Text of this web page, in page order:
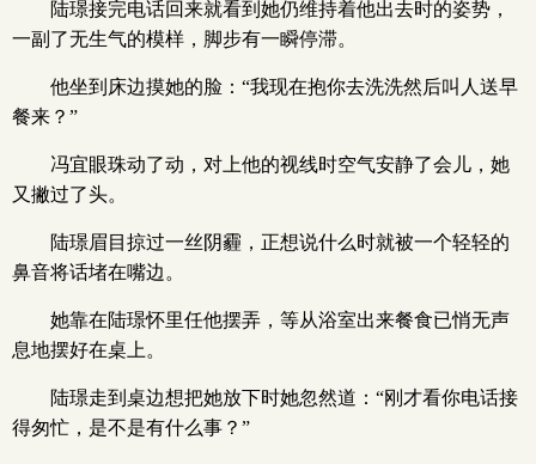
陆璟接完电话回来就看到她仍维持着他出去时的姿势，
一副了无生气的模样，脚步有一瞬停滞。
他坐到床边摸她的脸：“我现在抱你去洗洗然后叫人送早
餐来？”
冯宜眼珠动了动，对上他的视线时空气安静了会儿，她
又撇过了头。
陆璟眉目掠过一丝阴霾，正想说什么时就被一个轻轻的
鼻音将话堵在嘴边。
她靠在陆璟怀里任他摆弄，等从浴室出来餐食已悄无声
息地摆好在桌上。
陆璟走到桌边想把她放下时她忽然道：“刚才看你电话接
得匆忙，是不是有什么事？”